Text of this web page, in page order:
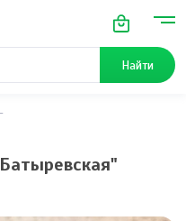
Найти